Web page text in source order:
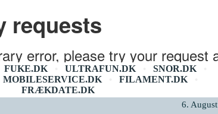
FUKE.DK• ULTRAFUN.DK• SNOR.DK•
MOBILESERVICE.DK FILAMENT.DK
FRÆKDATE.DK
6. August